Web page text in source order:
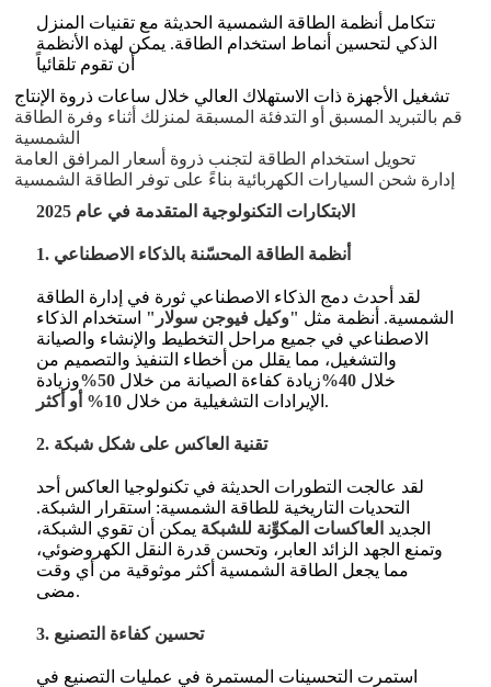
تتكامل أنظمة الطاقة الشمسية الحديثة مع تقنيات المنزل
الذكي لتحسين أنماط استخدام الطاقة. يمكن لهذه الأنظمة
أن تقوم تلقائياً
تشغيل الأجهزة ذات الاستهلاك العالي خلال ساعات ذروة الإنتاج
قم بالتبريد المسبق أو التدفئة المسبقة لمنزلك أثناء وفرة الطاقة
الشمسية
تحويل استخدام الطاقة لتجنب ذروة أسعار المرافق العامة
إدارة شحن السيارات الكهربائية بناءً على توفر الطاقة الشمسية
الابتكارات التكنولوجية المتقدمة في عام 2025
1. أنظمة الطاقة المحسّنة بالذكاء الاصطناعي
لقد أحدث دمج الذكاء الاصطناعي ثورة في إدارة الطاقة
الشمسية. أنظمة مثل "وكيل فيوجن سولار" استخدام الذكاء
الاصطناعي في جميع مراحل التخطيط والإنشاء والصيانة
والتشغيل، مما يقلل من أخطاء التنفيذ والتصميم من
خلال 40% زيادة كفاءة الصيانة من خلال 50%
وزيادة
الإيرادات التشغيلية من خلال 10% أو أكثر .
2. تقنية العاكس على شكل شبكة
لقد عالجت التطورات الحديثة في تكنولوجيا العاكس أحد
التحديات التاريخية للطاقة الشمسية: استقرار الشبكة.
الجديد العاكسات المكوِّنة للشبكة يمكن أن تقوي الشبكة،
وتمنع الجهد الزائد العابر، وتحسن قدرة النقل الكهروضوئي،
مما يجعل الطاقة الشمسية أكثر موثوقية من أي وقت
مضى.
3. تحسين كفاءة التصنيع
استمرت التحسينات المستمرة في عمليات التصنيع في